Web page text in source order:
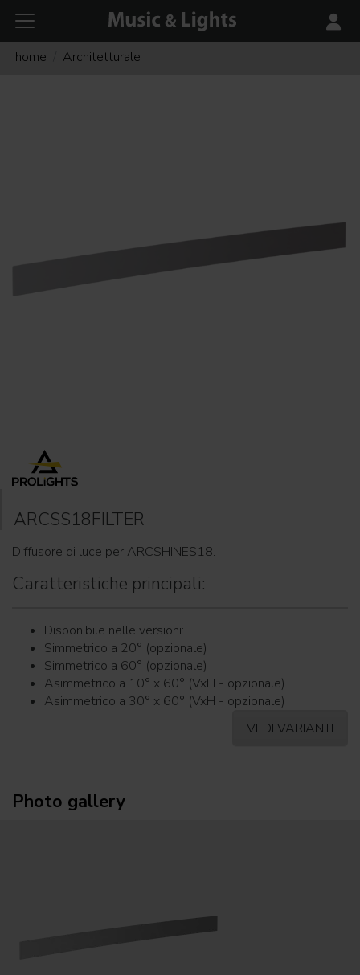
home Architetturale
ARCSS18FILTER
Diffusore di luce per ARCSHINES18.
Caratteristiche principali:
Disponibile nelle versioni:
Simmetrico a 20° (opzionale)
Simmetrico a 60° (opzionale)
Asimmetrico a 10° x 60° (VxH - opzionale)
Asimmetrico a 30° x 60° (VxH - opzionale)
VEDI VARIANTI
Photo gallery